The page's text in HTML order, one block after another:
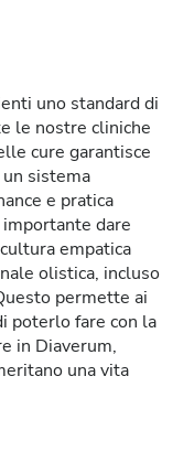
uno standard di
le nostre cliniche
cure garantisce
sistema
e pratica
importante dare
empatica
olistica, incluso
permette ai
poterlo fare con la
in Diaverum,
una vita